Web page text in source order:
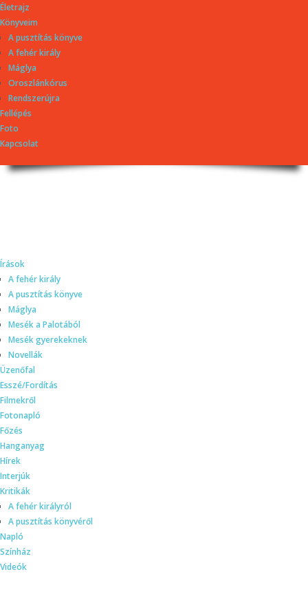
Életrajz
Könyveim
A pusztítás könyve
A fehér király
Máglya
Oroszlánkórus
Rendszerújra
Fellépés
Foto
Kapcsolat
Írások
A fehér király
A pusztítás könyve
Máglya
Mesék a Palotából
Mesék gyerekeknek
Novellák
Üzenőfal
Esszé/Fordítás
Filmekről
Fotonapló
Főzés
Hanganyag
Hírek
Interjúk
Kritikák
A fehér királyról
A pusztítás könyvéről
Napló
Színház
Videók